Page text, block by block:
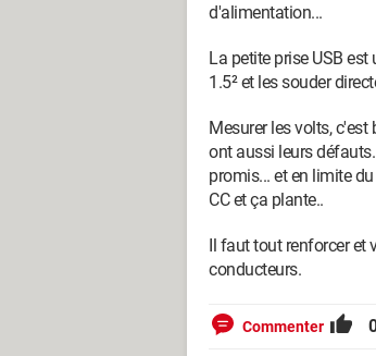
d'alimentation...
La petite prise USB
1.5² et les souder
Mesurer les volts,
ont aussi leurs
promis... et en limite
CC et ça plante..
Il faut tout renforcer et
conducteurs.
Commenter